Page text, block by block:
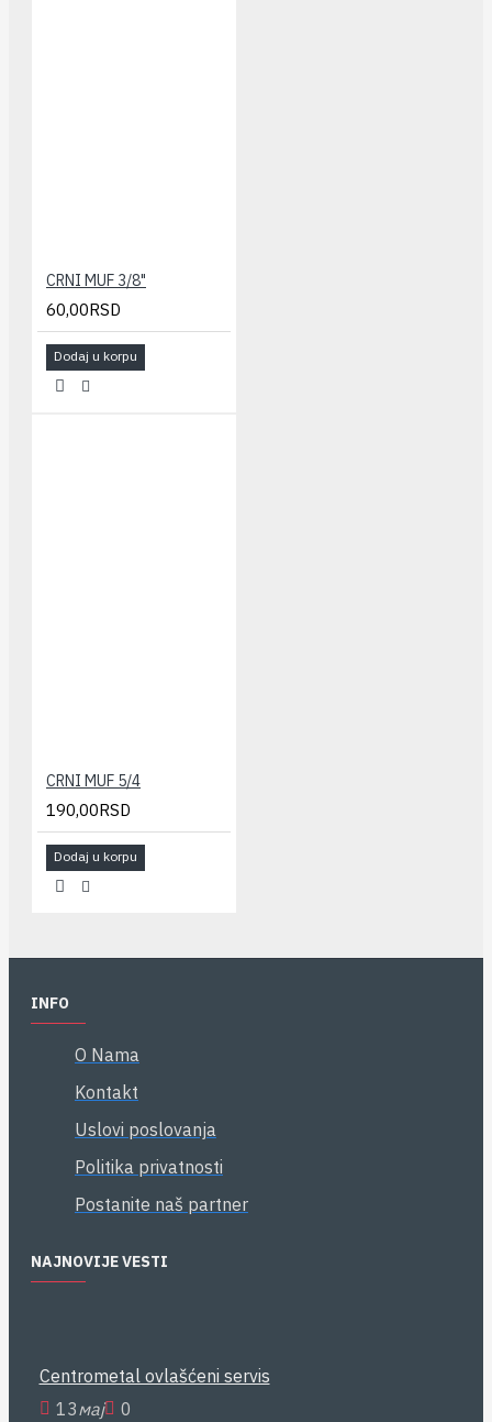
CRNI MUF 3/8"
60,00RSD
Dodaj u korpu
CRNI MUF 5/4
190,00RSD
Dodaj u korpu
INFO
O Nama
Kontakt
Uslovi poslovanja
Politika privatnosti
Postanite naš partner
NAJNOVIJE VESTI
Centrometal ovlašćeni servis
13мај 0